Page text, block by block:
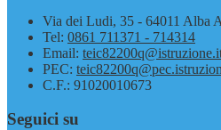
Via dei Ludi, 35 - 64011 Alba
Tel: 0861 711371 - 714314
Email:
PEC:
C.F.: 91020010673
Seguici su